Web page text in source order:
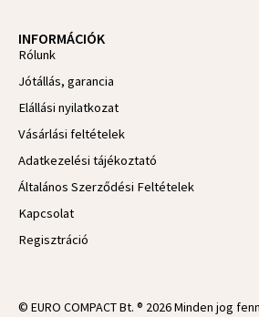
INFORMÁCIÓK
Rólunk
Jótállás, garancia
Elállási nyilatkozat
Vásárlási feltételek
Adatkezelési tájékoztató
Általános Szerződési Feltételek
Kapcsolat
Regisztráció
© EURO COMPACT Bt. ® 2026 Minden jog